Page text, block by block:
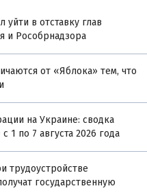
уйти в отставку глав
и Рособрнадзора
от «Яблока» тем, что
на Украине: сводка
по 7 августа 2026 года
трудоустройстве
государственную